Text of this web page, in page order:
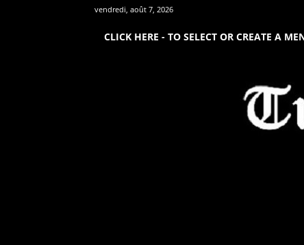
vendredi, août 7, 2026
CLICK HERE - TO SELECT OR CREATE A